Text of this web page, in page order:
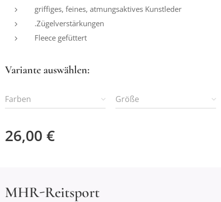
griffiges, feines, atmungsaktives Kunstleder
.Zügelverstärkungen
Fleece gefüttert
Variante auswählen:
Farben Größe
26,00 €
MHR-Reitsport